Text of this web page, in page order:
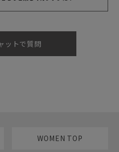
ットで質問
WOMEN TOP